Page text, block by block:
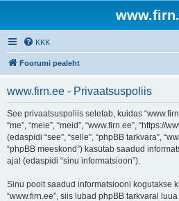
KKK
Foorumi pealeht
www.firn.ee - Privaatsuspoliis
See privaatsuspoliis seletab, kuidas
“me”, “meie”, “meid”, “www.firn.ee”, “https://
(edaspidi “see”, “selle”, “phpBB tarkvara”,
“phpBB meeskond”) kasutab saadud
ajal (edaspidi “sinu informatsioon”).
Sinu poolt saadud informatsiooni kogutakse
“www.firn.ee”, siis lubad phpBB tarkvaral